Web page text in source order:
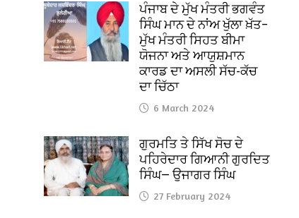
ਪੰਜਾਬ ਦੇ ਮੁੱਖ ਮੰਤਰੀ ਭਗਵੰਤ
ਸਿੰਘ ਮਾਨ ਦੇ ਨਾਂਅ ਖੁੱਲਾ ਖ਼ੱਤ–
ਮੁੱਖ ਮੰਤਰੀ ਸਿਹਤ ਬੀਮਾ
ਯੋਜਨਾ ਅਤੇ ਆਯੁਸ਼ਮਾਨ
ਕਾਰਡ ਦਾ ਅਸਲੀ ਸੱਚ-ਕੱਚ
ਦਾ ਚਿੱਠਾ
6 March 2024
ਗੁਰਮਤਿ ਤੇ ਸਿੱਖ ਸੋਚ ਦੇ
ਪਹਿਰੇਦਾਰ ਗਿਆਨੀ ਗੁਰਦਿਤ
ਸਿੰਘ— ਉਜਾਗਰ ਸਿੰਘ
27 February 2024